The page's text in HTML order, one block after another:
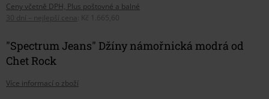
Ceny včetně DPH, Plus poštovné a balné
30 dní – nejlepší cena
Kč 1.665,60
"Spectrum Jeans" Džíny námořnická modrá od
Chet Rock
Více informací o zboží